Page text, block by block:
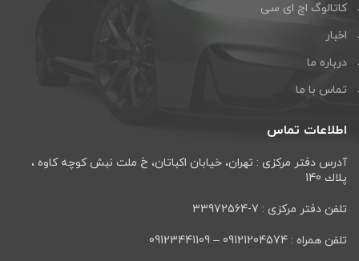
کاتالوگ اچ ای سی
اخبار
درباره ما
تماس با ما
اطلاعات تماس
آدرس دفتر مرکزی : تهران، خيابان اكباتان، خ ملت نبش كوچه كاوه ،
پلاك 140
تلفن دفتر مرکزی : 7-33972564
تلفن همراه : 09121204574 – 09123441109